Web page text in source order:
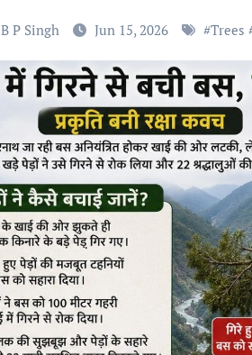
B P Singh Jun 15, 2026 #Trees